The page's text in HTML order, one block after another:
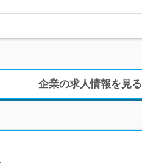
企業の求人情報を見る